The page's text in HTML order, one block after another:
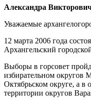
Александра
Уважаемые
12 марта 2006 года
Архангельский
Выборы в горсовет
избирательном округов
Октябрьском округе, а в
территории округов